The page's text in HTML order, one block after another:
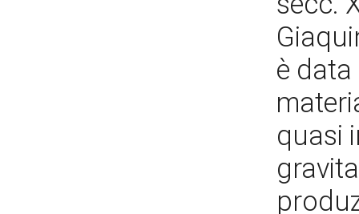
è
quasi